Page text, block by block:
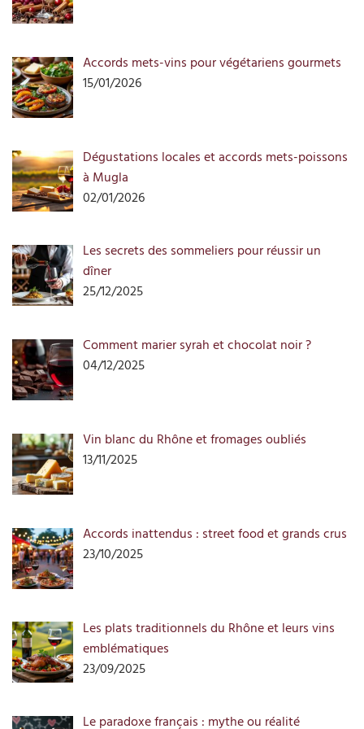
Accords mets-vins pour végétariens gourmets
15/01/2026
Dégustations locales et accords mets-poissons
à Mugla
02/01/2026
Les secrets des sommeliers pour réussir un
dîner
25/12/2025
Comment marier syrah et chocolat noir ?
04/12/2025
Vin blanc du Rhône et fromages oubliés
13/11/2025
Accords inattendus : street food et grands crus
23/10/2025
Les plats traditionnels du Rhône et leurs vins
emblématiques
23/09/2025
Le paradoxe français : mythe ou réalité